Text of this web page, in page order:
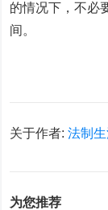
的情况下，不必
间。
关于作者:法制
为您推荐